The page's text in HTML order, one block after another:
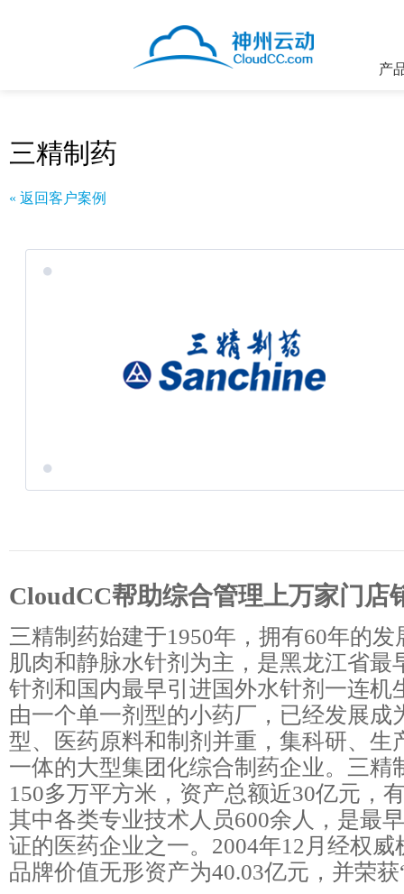
产
三精制药
« 返回客户案例
CloudCC帮助综合管理上万家门店
三精制药始建于1950年，拥有60年的
肌肉和静脉水针剂为主，是黑龙江省最
针剂和国内最早引进国外水针剂一连机
由一个单一剂型的小药厂，已经发展成
型、医药原料和制剂并重，集科研、生
一体的大型集团化综合制药企业。三精
150多万平方米，资产总额近30亿元，
其中各类专业技术人员600余人，是最
证的医药企业之一。2004年12月经权
品牌价值无形资产为40.03亿元，并荣